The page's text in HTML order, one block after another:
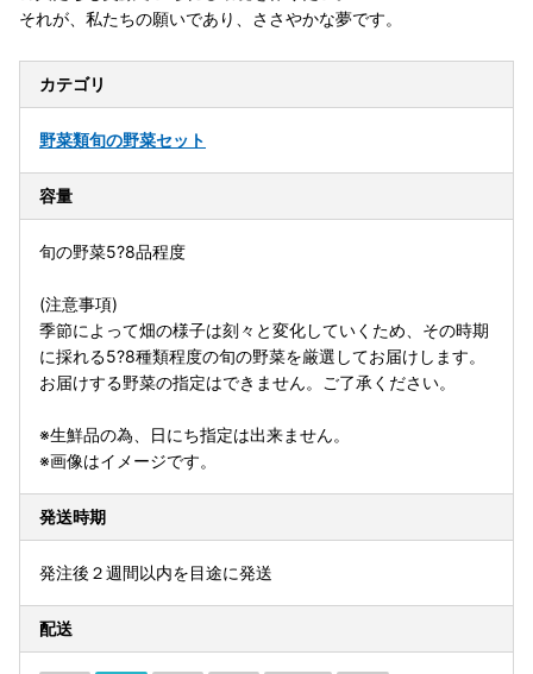
それが、私たちの願いであり、ささやかな夢です。
カテゴリ
野菜類旬の野菜セット
容量
旬の野菜5?8品程度
(注意事項)
季節によって畑の様子は刻々と変化していくため、その時期
に採れる5?8種類程度の旬の野菜を厳選してお届けします。
お届けする野菜の指定はできません。ご了承ください。
※生鮮品の為、日にち指定は出来ません。
※画像はイメージです。
発送時期
発注後２週間以内を目途に発送
配送